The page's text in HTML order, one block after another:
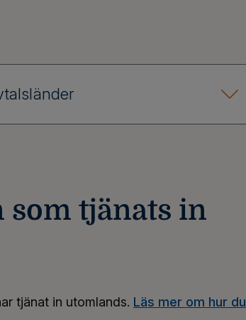
som tjänats in
tjänat in utomlands. Läs mer om hur du